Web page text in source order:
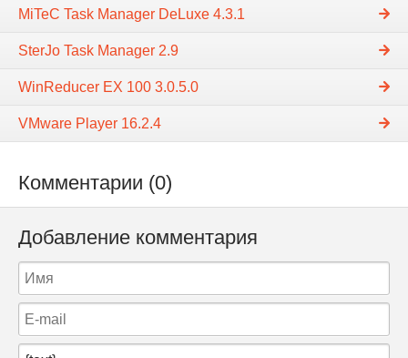
MiTeC Task Manager DeLuxe 4.3.1
SterJo Task Manager 2.9
WinReducer EX 100 3.0.5.0
VMware Player 16.2.4
Комментарии (0)
Добавление комментария